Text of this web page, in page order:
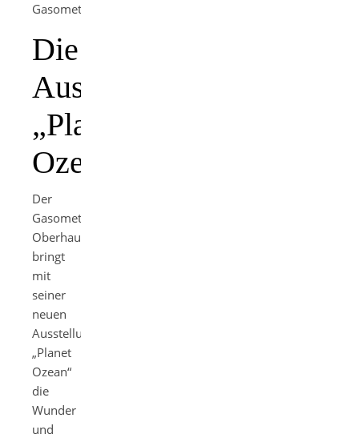
Die
Ausstellung
„Planet
Ozean“
Der
Gasometer
Oberhausen
bringt
mit
seiner
neuen
Ausstellung
„Planet
Ozean“
die
Wunder
und